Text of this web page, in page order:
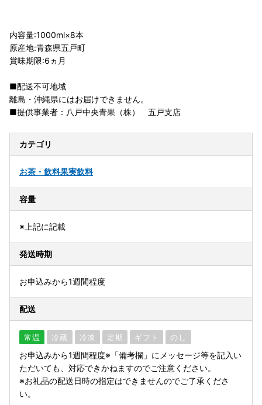
内容量:1000ml×8本
原産地:青森県五戸町
賞味期限:6ヵ月
■配送不可地域
離島・沖縄県にはお届けできません。
■提供事業者：八戸中央青果（株） 五戸支店
カテゴリ
お茶・飲料果実飲料
容量
※上記に記載
発送時期
お申込みから1週間程度
配送
常温 冷蔵 冷凍 定期 ギフト のし
お申込みから1週間程度※「備考欄」にメッセージ等を記入い
ただいても、対応できかねますのでご注意ください。
※お礼品の配送日時の指定はできませんのでご了承くださ
い。